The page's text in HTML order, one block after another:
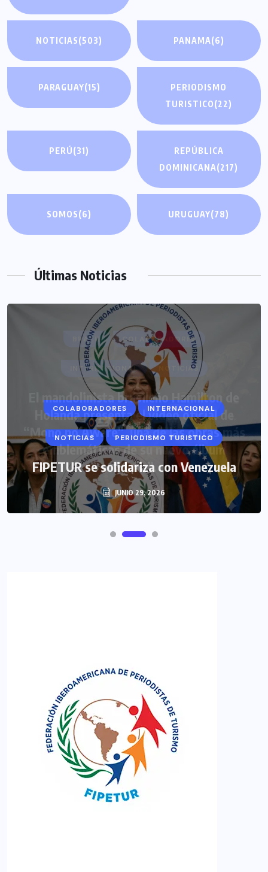
NOTICIAS(503) PANAMA(6)
PARAGUAY(15)
PERIODISMO
TURISTICO(22)
PERÚ(31)
REPÚBLICA
DOMINICANA(217)
SOMOS(6) URUGUAY(78)
Últimas Noticias
COLABORADORES INTERNACIONAL
NOTICIAS PERIODISMO TURISTICO
FIPETUR se solidariza con Venezuela
JUNIO 29, 2026